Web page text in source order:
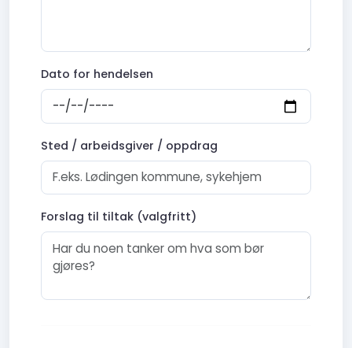
Dato for hendelsen
Sted / arbeidsgiver / oppdrag
Forslag til tiltak (valgfritt)